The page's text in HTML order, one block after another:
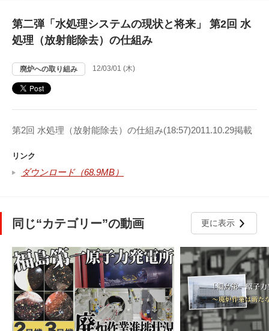
第二弾「水処理システムの現状と将来」 第2回 水
処理（放射能除去）の仕組み
廃炉への取り組み 12/03/01 (木)
第2回 水処理（放射能除去）の仕組み(18:57)2011.10.29掲載
リンク
ダウンロード（68.9MB）
同じ“カテゴリー”の動画 更に表示